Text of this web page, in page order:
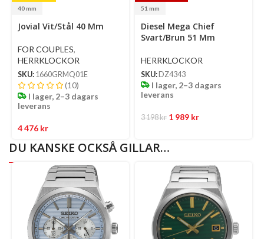
40 mm
Select
options
Jovial Vit/Stål 40 Mm
FOR COUPLES,
HERRKLOCKOR
SKU: 1660GRMQ01E
(10)
I lager, 2–3 dagars
leverans
4 476 kr
51 mm
Select
options
Diesel Mega Chief
Svart/Brun 51 Mm
HERRKLOCKOR
SKU: DZ4343
I lager, 2–3 dagars
leverans
3 198kr 1 989 kr
DU KANSKE OCKSÅ GILLAR…